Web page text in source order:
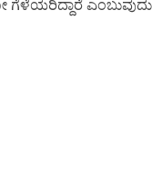
ಗೆಳೆಯರಿದ್ದಾರೆ